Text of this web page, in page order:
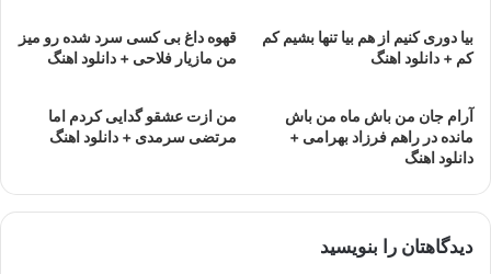
بیا دوری کنیم از هم بیا تنها بشیم کم
کم + دانلود اهنگ
قهوه داغ بی کسی سرد شده رو میز
من مازیار فلاحی + دانلود اهنگ
آرام جان من باش ماه من باش
مانده در راهم فرزاد بهرامی +
دانلود اهنگ
من ازت عشقو گدایی کردم اما
مرتضی سرمدی + دانلود اهنگ
دیدگاهتان را بنویسید